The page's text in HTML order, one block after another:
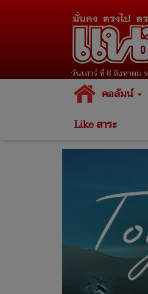
วันเสาร์ ที่ 8 สิงหาคม
คอลัมน์
Like สาระ